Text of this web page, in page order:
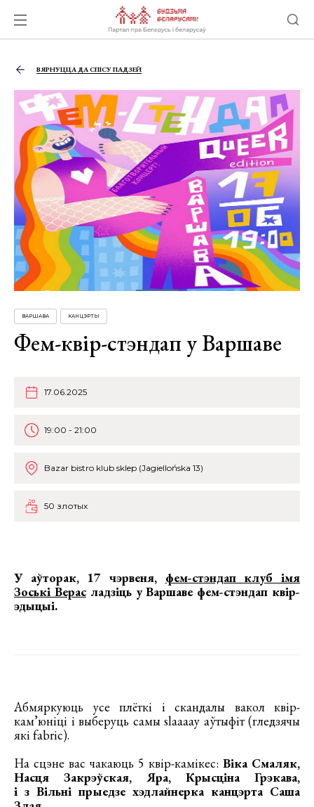
ВЯРНУЦЦА ДА СПІСУ ПАДЗЕЙ
ВАРШАВА КАНЦЭРТЫ
Фем-квір-стэндап у Варшаве
17.06.2025
19:00 - 21:00
Bazar bistro klub sklep (Jagiellońska 13)
50 злотых
У аўторак, 17 чэрвеня, фем-стэндап клуб імя
Зоські Верасладзіць у Варшаве фем-стэндап квір-
эдыцыі.
Абмяркуюць усе плёткі і скандалы вакол квір-
кам’юніці і выберуць самы slaaaay аўтыфіт (гледзячы
які fabric).
На сцэне вас чакаюць 5 квір-камікес: Віка Смаляк,
Насця Закрэўская, Яра, Крысціна Грэкава,
і з Вільні прыедзе хэдлайнерка канцэрта Саша